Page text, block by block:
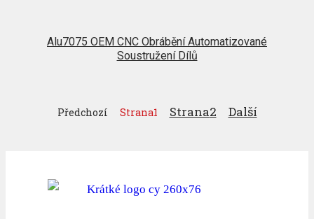
Alu7075 OEM CNC Obrábění Automatizované
Soustružení Dílů
Předchozí Strana1 Strana2 Další